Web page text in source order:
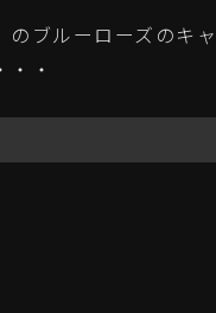
ブルーローズのキャ
・